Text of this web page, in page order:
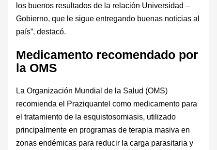
los buenos resultados de la relación Universidad –
Gobierno, que le sigue entregando buenas noticias al
país”, destacó.
Medicamento recomendado por
la OMS
La Organización Mundial de la Salud (OMS)
recomienda el Praziquantel como medicamento para
el tratamiento de la esquistosomiasis, utilizado
principalmente en programas de terapia masiva en
zonas endémicas para reducir la carga parasitaria y